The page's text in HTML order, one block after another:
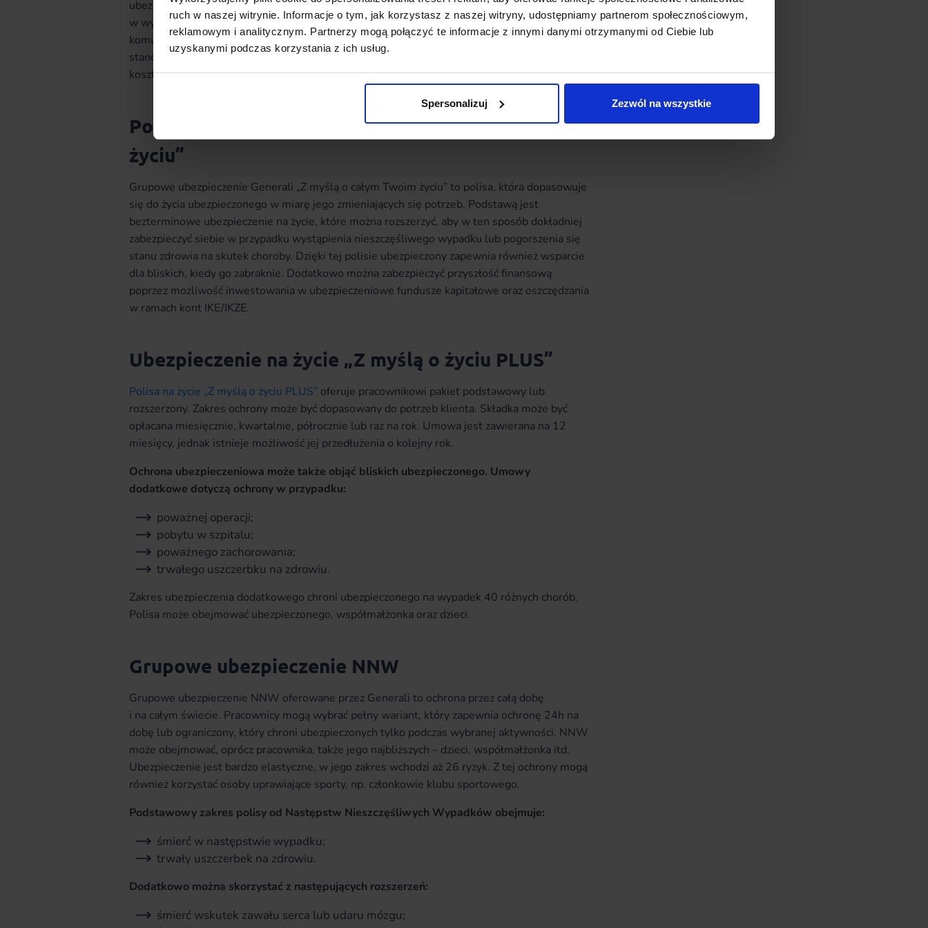
ruch w naszej witrynie. Informacje o tym, jak korzystasz z naszej witryny, udostępniamy partnerom społecznościowym,
reklamowym i analitycznym. Partnerzy mogą połączyć te informacje z innymi danymi otrzymanymi od Ciebie lub
uzyskanymi podczas korzystania z ich usług.
Spersonalizuj Zezwól na wszystkie
ubezpieczonego. Dodatkowo istnieje możliwość rozszerzenia zakresu ubezpieczenia o śmierć
w wyniku nieszczęśliwego wypadku, nieszczęśliwego wypadku przy pracy, wypadku
komunikacyjnego, katastrofy budowlanej, zawału serca lub udaru mózgu. Do pakietu
standardowego można dołączyć również Mediplan, dzięki któremu ubezpieczyciel pokryje
koszty badań, zabiegów i konsultacji lekarskich po nieszczęśliwym wypadku.
Polisa grupowa Generali „Z myślą o całym Twoim
życiu”
Grupowe ubezpieczenie Generali „Z myślą o całym Twoim życiu” to polisa, która dopasowuje
się do życia ubezpieczonego w miarę jego zmieniających się potrzeb. Podstawą jest
bezterminowe ubezpieczenie na życie, które można rozszerzyć, aby w ten sposób dokładniej
zabezpieczyć siebie w przypadku wystąpienia nieszczęśliwego wypadku lub pogorszenia się
stanu zdrowia na skutek choroby. Dzięki tej polisie ubezpieczony zapewnia również wsparcie
dla bliskich, kiedy go zabraknie. Dodatkowo można zabezpieczyć przyszłość finansową
poprzez możliwość inwestowania w ubezpieczeniowe fundusze kapitałowe oraz oszczędzania
w ramach kont IKE/IKZE.
Ubezpieczenie na życie „Z myślą o życiu PLUS”
Polisa na życie „Z myślą o życiu PLUS” oferuje pracownikowi pakiet podstawowy lub
rozszerzony. Zakres ochrony może być dopasowany do potrzeb klienta. Składka może być
opłacana miesięcznie, kwartalnie, półrocznie lub raz na rok. Umowa jest zawierana na 12
miesięcy, jednak istnieje możliwość jej przedłużenia o kolejny rok.
Ochrona ubezpieczeniowa może także objąć bliskich ubezpieczonego. Umowy
dodatkowe dotyczą ochrony w przypadku:
poważnej operacji;
pobytu w szpitalu;
poważnego zachorowania;
trwałego uszczerbku na zdrowiu.
Zakres ubezpieczenia dodatkowego chroni ubezpieczonego na wypadek 40 różnych chorób.
Polisa może obejmować ubezpieczonego, współmałżonka oraz dzieci.
Grupowe ubezpieczenie NNW
Grupowe ubezpieczenie NNW oferowane przez Generali to ochrona przez całą dobę
i na całym świecie. Pracownicy mogą wybrać pełny wariant, który zapewnia ochronę 24h na
dobę lub ograniczony, który chroni ubezpieczonych tylko podczas wybranej aktywności. NNW
może obejmować, oprócz pracownika, także jego najbliższych – dzieci, współmałżonka itd.
Ubezpieczenie jest bardzo elastyczne, w jego zakres wchodzi aż 26 ryzyk. Z tej ochrony mogą
również korzystać osoby uprawiające sporty, np. członkowie klubu sportowego.
Podstawowy zakres polisy od Następstw Nieszczęśliwych Wypadków obejmuje:
śmierć w następstwie wypadku;
trwały uszczerbek na zdrowiu.
Dodatkowo można skorzystać z następujących rozszerzeń:
śmierć wskutek zawału serca lub udaru mózgu;